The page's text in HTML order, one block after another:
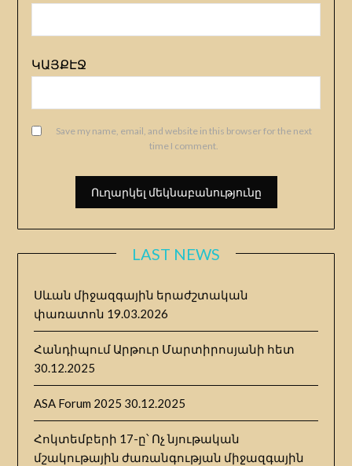
ԿԱՅՔԷՋ
Save my name, email, and website in this browser for the next
time I comment.
LAST NEWS
Սևան միջազգային երաժշտական
փառատոն 19.03.2026
Հանդիպում Արթուր Մարտիրոսյանի հետ
30.12.2025
ASA Forum 2025 30.12.2025
Հոկտեմբերի 17-ը՝ Ոչ նյութական
մշակութային ժառանգության միջազգային